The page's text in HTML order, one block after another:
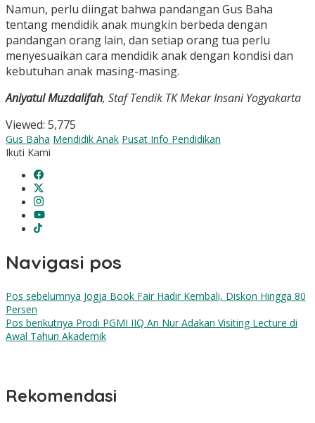
Namun, perlu diingat bahwa pandangan Gus Baha
tentang mendidik anak mungkin berbeda dengan
pandangan orang lain, dan setiap orang tua perlu
menyesuaikan cara mendidik anak dengan kondisi dan
kebutuhan anak masing-masing.
Aniyatul Muzdalifah, Staf Tendik TK Mekar Insani Yogyakarta
Viewed: 5,775
Gus Baha Mendidik Anak Pusat Info Pendidikan
Ikuti Kami
Navigasi pos
Pos sebelumnya Jogja Book Fair Hadir Kembali, Diskon Hingga 80
Persen
Pos berikutnya Prodi PGMI IIQ An Nur Adakan Visiting Lecture di
Awal Tahun Akademik
Rekomendasi